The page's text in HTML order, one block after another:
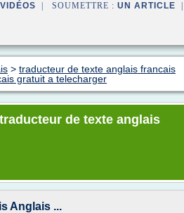
| SOUMETTRE : UN ARTICLE
> traducteur de texte anglais francais
gratuit a telecharger
de texte anglais
Anglais ...